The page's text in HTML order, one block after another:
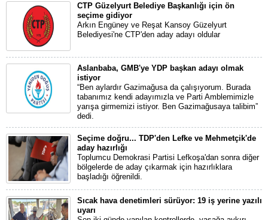
CTP Güzelyurt Belediye Başkanlığı için ön
seçime gidiyor
Arkın Engüney ve Reşat Kansoy Güzelyurt
Belediyesi'ne CTP'den aday adayı oldular
Aslanbaba, GMB'ye YDP başkan adayı olmak
istiyor
“Ben aylardır Gazimağusa da çalışıyorum. Burada
tabanımız kendi adayımızla ve Parti Amblemimizle
yarışa girmemizi istiyor. Ben Gazimağusaya talibim”
dedi.
Seçime doğru... TDP'den Lefke ve Mehmetçik'de
aday hazırlığı
Toplumcu Demokrasi Partisi Lefkoşa'dan sonra diğer
bölgelerde de aday çıkarmak için hazırlıklara
başladığı öğrenildi.
Sıcak hava denetimleri sürüyor: 19 iş yerine yazılı
uyarı